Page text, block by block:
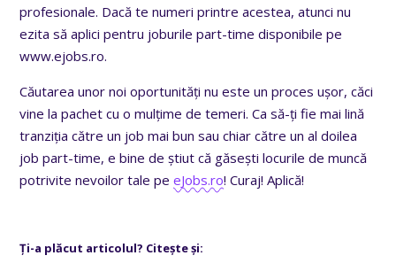
profesionale. Dacă te numeri printre acestea, atunci nu
ezita să aplici pentru joburile part-time disponibile pe
www.ejobs.ro.
Căutarea unor noi oportunități nu este un proces ușor, căci
vine la pachet cu o mulțime de temeri. Ca să-ți fie mai lină
tranziția către un job mai bun sau chiar către un al doilea
job part-time, e bine de știut că găsești locurile de muncă
potrivite nevoilor tale peeJobs.ro!Curaj! Aplică!
Ți-a plăcut articolul? Citește și: